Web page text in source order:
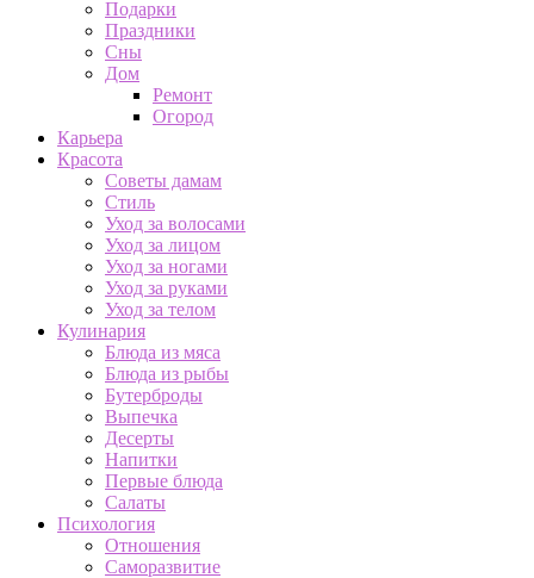
Подарки
Праздники
Сны
Дом
Ремонт
Огород
Карьера
Красота
Советы дамам
Стиль
Уход за волосами
Уход за лицом
Уход за ногами
Уход за руками
Уход за телом
Кулинария
Блюда из мяса
Блюда из рыбы
Бутерброды
Выпечка
Десерты
Напитки
Первые блюда
Салаты
Психология
Отношения
Саморазвитие